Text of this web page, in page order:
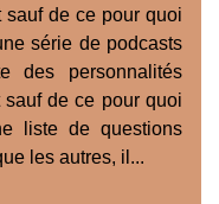
sauf de ce pour quoi
série de podcasts
des personnalités
de ce pour quoi
liste de questions
les autres, il...